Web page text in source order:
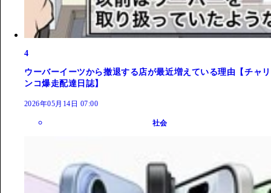
4
ウーバーイーツから撤退する店が最近増えている理由【チャリ
ンコ爆走配達日誌】
2026年05月14日 07:00
社会